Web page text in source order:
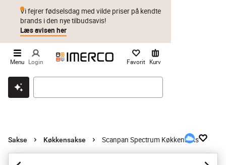
Klik & hent Byt i 1 år Prismatch
Vi fejrer fødselsdag med vilde priser på kendte
brands i den nye tilbudsavis!
Læs avisen her
Menu Login Favorit Kurv
Sakse Køkkensakse Scanpan Spectrum Køkkensaks